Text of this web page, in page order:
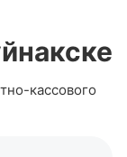
кассового